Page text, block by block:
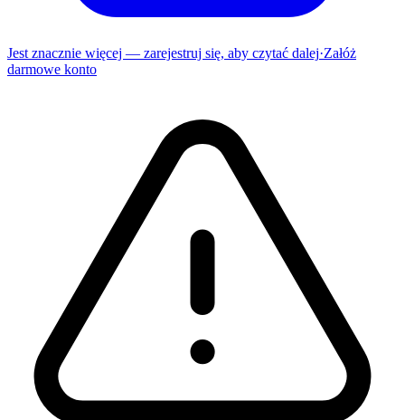
Jest znacznie więcej — zarejestruj się, aby czytać dalej·Załóż
darmowe konto